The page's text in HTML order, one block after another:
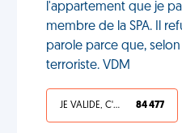
l'appartement que je
membre de la SPA. Il
parole parce que, selon
terroriste. VDM
JE VALIDE, C'EST UNE VDM 84 477